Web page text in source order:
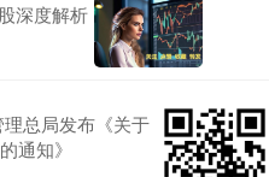
深度解析
总局发布《关于
通知》